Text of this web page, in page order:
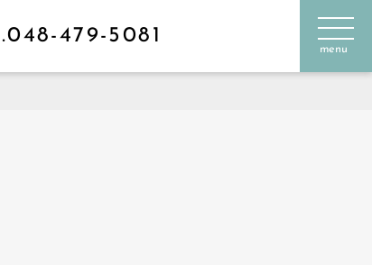
.048-479-5081
menu